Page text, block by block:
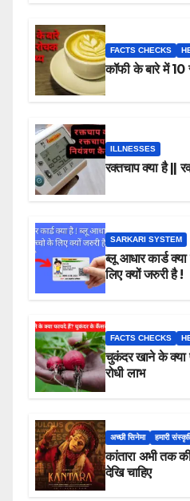
FACTS CHECKS
कॉफी के बारे में 10
ILLNESSES
रक्तचाप क्या है ||
SARKARI SYSTEM
ब्लू आधार कार्ड
लिए क्यों जरुरी है !
FACTS CHECKS
चुकंदर खाने के
रोधी लाभ
अच्छी सिनेमा हमारी
कांतारा अभी तक
देखि चाहिए